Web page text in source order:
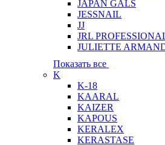
JAPAN GALS
JESSNAIL
JJ
JRL
JULIETTE
Показать все
K
K-18
KAARAL
KAIZER
KAPOUS
KERALEX
KERASTASE